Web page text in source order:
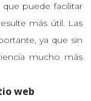
puede facilitar
más útil. Las
ya que sin
mucho más
web